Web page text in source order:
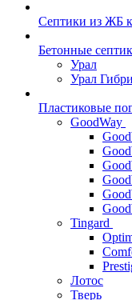
Септики из ЖБ
Бетонные
Урал
Урал
Пластиковые
GoodWay
Tingard
Лотос
Тверь